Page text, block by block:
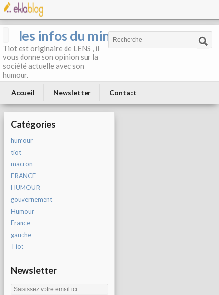
les infos du mineur
Tiot est originaire de LENS , il
vous donne son opinion sur la
société actuelle avec son
humour.
Accueil Newsletter Contact
Catégories
humour
tiot
macron
FRANCE
HUMOUR
gouvernement
Humour
France
gauche
Tiot
Newsletter